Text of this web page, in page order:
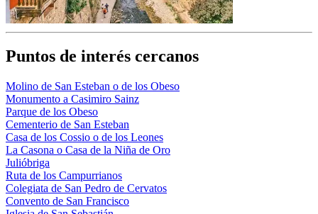
Puntos de interés cercanos
Molino de San Esteban o de los Obeso
Monumento a Casimiro Sainz
Parque de los Obeso
Cementerio de San Esteban
Casa de los Cossio o de los Leones
La Casona o Casa de la Niña de Oro
Julióbriga
Ruta de los Campurrianos
Colegiata de San Pedro de Cervatos
Convento de San Francisco